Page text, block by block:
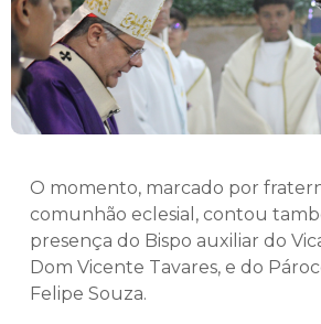
O momento, marcado por
comunhão eclesial, contou
presença do Bispo auxiliar do
Dom Vicente Tavares, e do
Felipe Souza.